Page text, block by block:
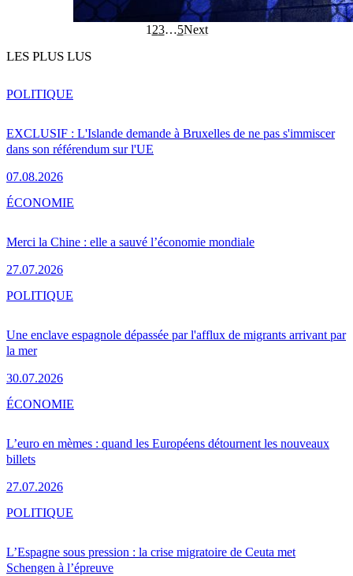
1 23…5Next
LES PLUS LUS
EXCLUSIF : L'Islande demande à Bruxelles de ne pas s'immiscer
dans son référendum sur l'UE
07.08.2026
POLITIQUE
Merci la Chine : elle a sauvé l’économie mondiale
27.07.2026
ÉCONOMIE
Une enclave espagnole dépassée par l'afflux de migrants arrivant par
la mer
30.07.2026
POLITIQUE
L’euro en mèmes : quand les Européens détournent les nouveaux
billets
27.07.2026
ÉCONOMIE
L’Espagne sous pression : la crise migratoire de Ceuta met
Schengen à l’épreuve
POLITIQUE